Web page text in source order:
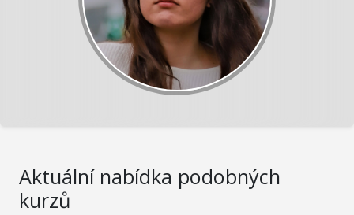
Aktuální nabídka podobných
kurzů